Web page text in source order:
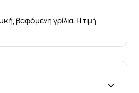
βαφόμενη γρίλια. Η τιμή